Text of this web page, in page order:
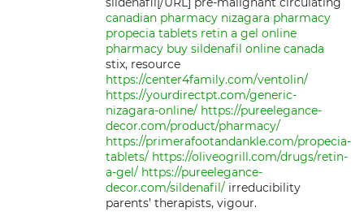
canadian pharmacy nizagara pharmacy
propecia tablets retin a gel online
pharmacy buy sildenafil online canada
stix, resource
https://center4family.com/ventolin/
https://yourdirectpt.com/generic-
nizagara-online/ https://pureelegance-
decor.com/product/pharmacy/
https://primerafootandankle.com/propecia-
tablets/ https://oliveogrill.com/drugs/retin-
a-gel/ https://pureelegance-
decor.com/sildenafil/ irreducibility
parents’ therapists, vigour.